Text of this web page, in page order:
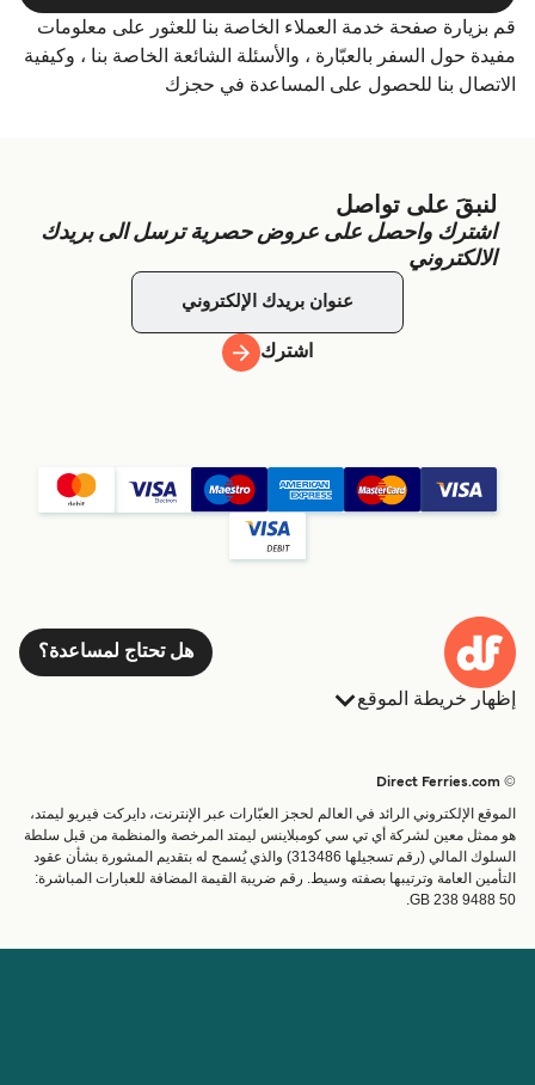
قم بزيارة صفحة خدمة العملاء الخاصة بنا للعثور على معلومات
مفيدة حول السفر بالعبّارة ، والأسئلة الشائعة الخاصة بنا ، وكيفية
الاتصال بنا للحصول على المساعدة في حجزك
لنبقَ على تواصل
اشترك واحصل على عروض حصرية ترسل الى بريدك
الالكتروني
اشترك
هل تحتاج لمساعدة؟
إظهار خريطة الموقع
البلدان
خدمات الزبائن
الباحث عن الرحلات والموانئ
تذاكر العبّارة
العبارات
شحن
عبارة صغيرة
القطار والعبارة
الموقع الإلكتروني الرائد في العالم لحجز العبّارات عبر الإنترنت، دايركت فيريو ليمتد،
هو ممثل معين لشركة أي تي سي كومبلاينس ليمتد المرخصة والمنظمة من قبل سلطة
السلوك المالي (رقم تسجيلها 313486) والذي يُسمح له بتقديم المشورة بشأن عقود
التأمين العامة وترتيبها بصفته وسيط. رقم ضريبة القيمة المضافة للعبارات المباشرة:
GB 238 9488 50.